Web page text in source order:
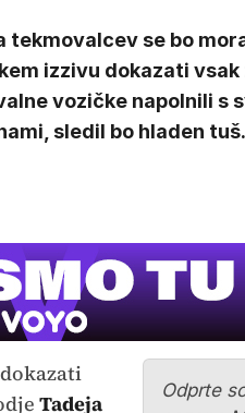
tekmovalcev se bo
izzivu dokazati
vozičke napolnili s
sledil bo hladen tuš.
Odprte
Tadeja